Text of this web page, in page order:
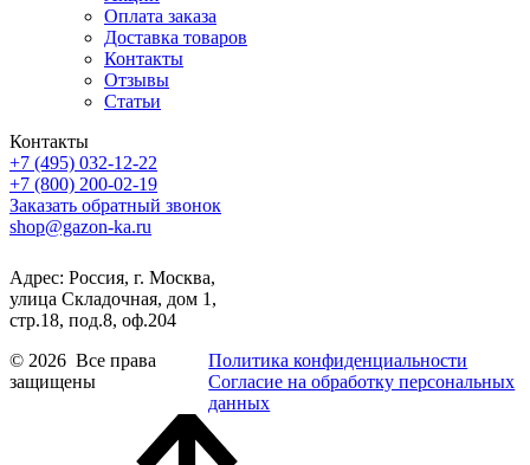
Оплата заказа
Доставка товаров
Контакты
Отзывы
Статьи
Контакты
+7 (495) 032-12-22
+7 (800) 200-02-19
Заказать обратный звонок
shop@gazon-ka.ru
Адрес: Россия, г. Москва,
улица Складочная, дом 1,
стр.18, под.8, оф.204
© 2026 Все права
защищены
Политика конфиденциальности
Согласие на обработку персональных
данных